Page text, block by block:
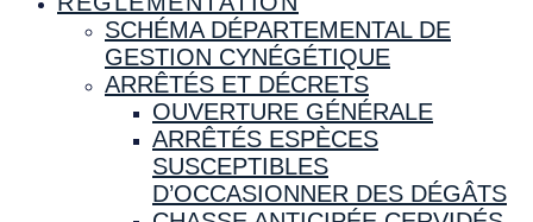
SCHÉMA DÉPARTEMENTAL DE
GESTION CYNÉGÉTIQUE
ARRÊTÉS ET DÉCRETS
OUVERTURE GÉNÉRALE
ARRÊTÉS ESPÈCES
SUSCEPTIBLES
D’OCCASIONNER DES DÉGÂTS